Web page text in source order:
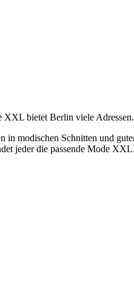
bietet Berlin viele
modischen Schnitten und
jeder die passende Mode XXL.